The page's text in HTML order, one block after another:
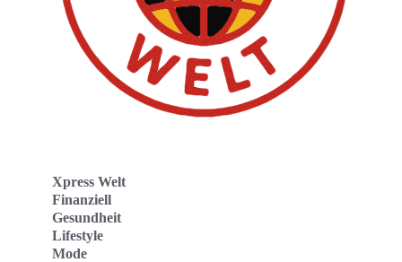
Xpress Welt
Finanziell
Gesundheit
Lifestyle
Mode